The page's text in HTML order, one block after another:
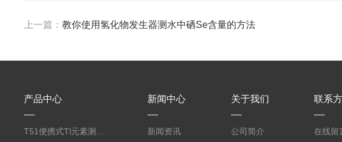
上一篇：教你使用氢化物发生器测水中硒Se含量的方法
产品中心 新闻中心
新闻资讯
关于我们
公司简介
联系
在线留